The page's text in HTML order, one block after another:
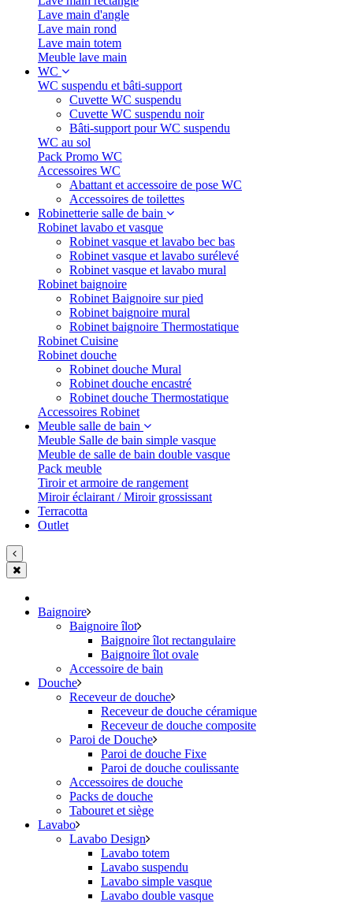
Lave main d'angle
Lave main rond
Lave main totem
Meuble lave main
WC
WC suspendu et bâti-support
Cuvette WC suspendu
Cuvette WC suspendu noir
Bâti-support pour WC suspendu
WC au sol
Pack Promo WC
Accessoires WC
Abattant et accessoire de pose WC
Accessoires de toilettes
Robinetterie salle de bain
Robinet lavabo et vasque
Robinet vasque et lavabo bec bas
Robinet vasque et lavabo surélevé
Robinet vasque et lavabo mural
Robinet baignoire
Robinet Baignoire sur pied
Robinet baignoire mural
Robinet baignoire Thermostatique
Robinet Cuisine
Robinet douche
Robinet douche Mural
Robinet douche encastré
Robinet douche Thermostatique
Accessoires Robinet
Meuble salle de bain
Meuble Salle de bain simple vasque
Meuble de salle de bain double vasque
Pack meuble
Tiroir et armoire de rangement
Miroir éclairant / Miroir grossissant
Terracotta
Outlet
Baignoire
Baignoire îlot
Baignoire îlot rectangulaire
Baignoire îlot ovale
Accessoire de bain
Douche
Receveur de douche
Receveur de douche céramique
Receveur de douche composite
Paroi de Douche
Paroi de douche Fixe
Paroi de douche coulissante
Accessoires de douche
Packs de douche
Tabouret et siège
Lavabo
Lavabo Design
Lavabo totem
Lavabo suspendu
Lavabo simple vasque
Lavabo double vasque